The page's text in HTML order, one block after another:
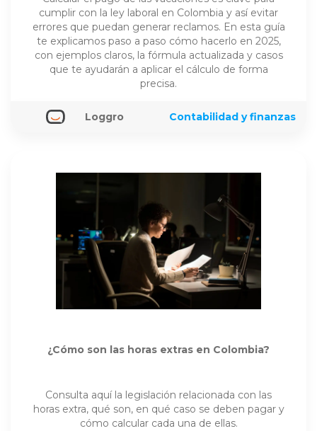
cumplir con la ley laboral en Colombia y así evitar
errores que puedan generar reclamos. En esta guía
te explicamos paso a paso cómo hacerlo en 2025,
con ejemplos claros, la fórmula actualizada y casos
que te ayudarán a aplicar el cálculo de forma
precisa.
Loggro Contabilidad y finanzas
¿Cómo son las horas extras en Colombia?
Consulta aquí la legislación relacionada con las
horas extra, qué son, en qué caso se deben pagar y
cómo calcular cada una de ellas.